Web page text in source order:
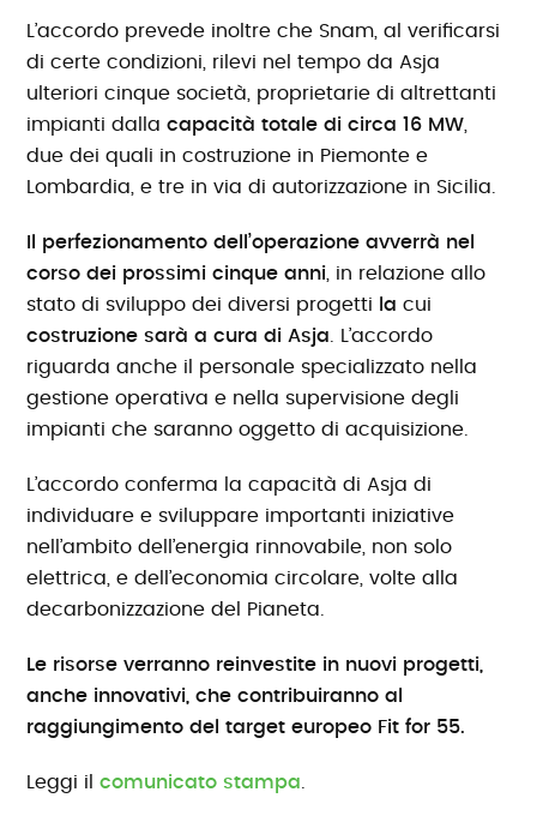
L’accordo prevede inoltre che Snam, al verificarsi
di certe condizioni, rilevi nel tempo da Asja
ulteriori cinque società, proprietarie di altrettanti
impianti dallacapacità totale di circa 16 MW
due dei quali in costruzione in Piemonte e
Lombardia, e tre in via di autorizzazione in Sicilia.
Il perfezionamento dell’operazione avverrà nel
corso dei prossimi cinque anni , in relazione allo
stato di sviluppo dei diversi progetti
la cui
costruzione sarà a cura di Asja . L’accordo
riguarda anche il personale specializzato nella
gestione operativa e nella supervisione degli
impianti che saranno oggetto di acquisizione.
L’accordo conferma la capacità di Asja di
individuare e sviluppare importanti iniziative
nell’ambito dell’energia rinnovabile, non solo
elettrica, e dell’economia circolare, volte alla
decarbonizzazione del Pianeta.
Le risorse verranno reinvestite in nuovi progetti,
anche innovativi, che contribuiranno al
raggiungimento del target europeo Fit for 55.
Leggi ilcomunicato stampa